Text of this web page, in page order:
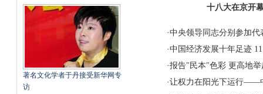
著名文化学者于丹接受新华网专
访
十八大在京开
·中央领导同志分别参加代
·中国经济发展十年足迹
·报告"民本"色彩 更高地
·让权力在阳光下运行——